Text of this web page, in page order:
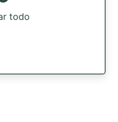
todo